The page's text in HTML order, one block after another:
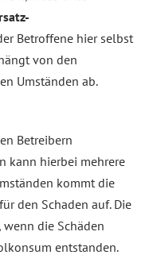
Betroffene hier selbst
von den
Umständen ab.
Betreibern
kann hierbei mehrere
kommt die
den Schaden auf. Die
die Schäden
entstanden.